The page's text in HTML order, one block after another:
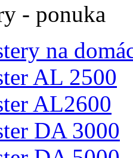
- ponuka
na
AL 2500
AL2600
DA 3000